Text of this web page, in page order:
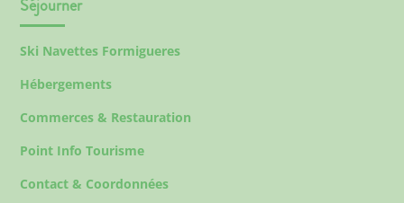
Séjourner
Ski Navettes Formigueres
Hébergements
Commerces & Restauration
Point Info Tourisme
Contact & Coordonnées